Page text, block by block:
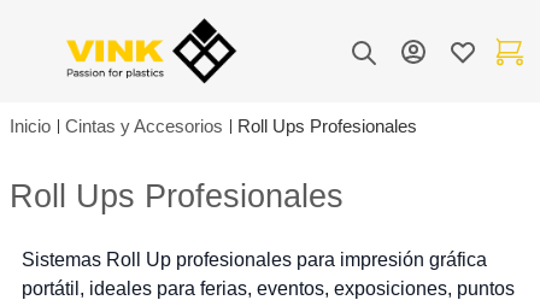
Lista de
Mi cuenta Mi
Inicio Cintas y Accesorios Roll Ups Profesionales
Roll Ups Profesionales
Sistemas Roll Up profesionales para impresión gráfica
portátil, ideales para ferias, eventos, exposiciones, puntos